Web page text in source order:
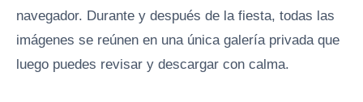
navegador. Durante y después de la fiesta, todas las
imágenes se reúnen en una única galería privada que
luego puedes revisar y descargar con calma.